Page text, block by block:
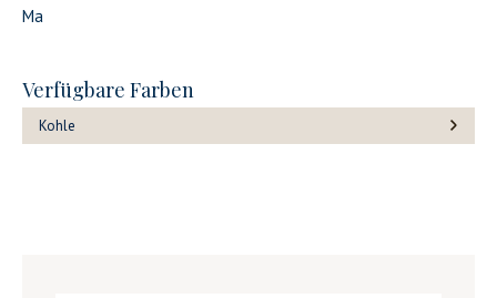
Ma
Verfügbare Farben
Kohle